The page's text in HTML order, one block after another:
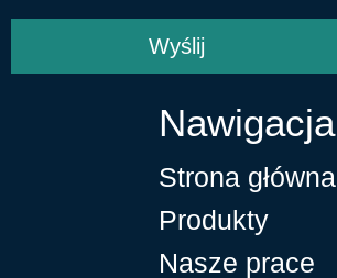
Wyślij
Nawigacja
Strona główna
Produkty
Nasze prace